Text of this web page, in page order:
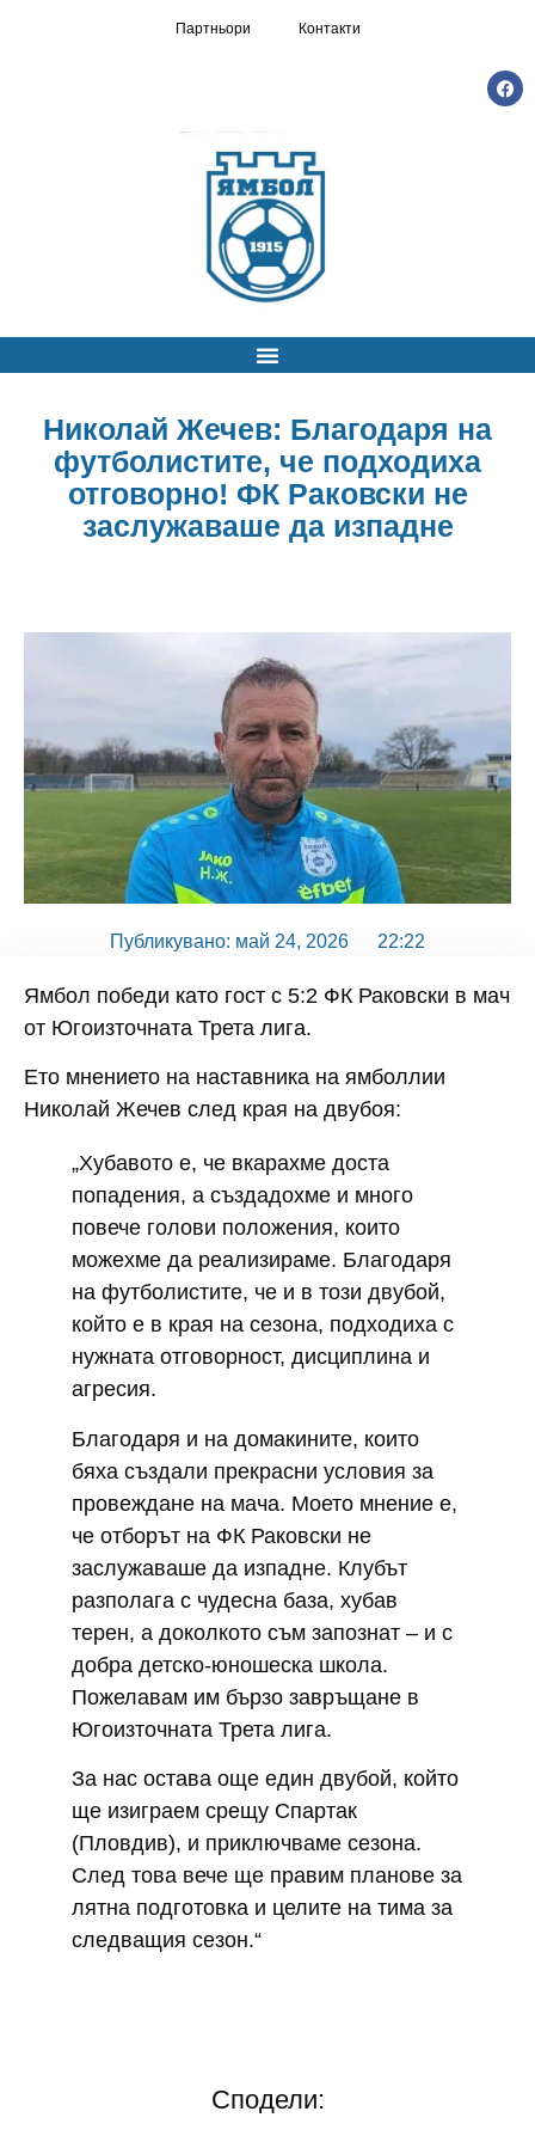
Партньори Контакти
Николай Жечев: Благодаря на
футболистите, че подходиха
отговорно! ФК Раковски не
заслужаваше да изпадне
Публикувано: май 24, 2026 22:22
Ямбол победи като гост с 5:2 ФК Раковски в мач
от Югоизточната Трета лига.
Ето мнението на наставника на ямболлии
Николай Жечев след края на двубоя:
„Хубавото е, че вкарахме доста
попадения, а създадохме и много
повече голови положения, които
можехме да реализираме. Благодаря
на футболистите, че и в този двубой,
който е в края на сезона, подходиха с
нужната отговорност, дисциплина и
агресия.
Благодаря и на домакините, които
бяха създали прекрасни условия за
провеждане на мача. Моето мнение е,
че отборът на ФК Раковски не
заслужаваше да изпадне. Клубът
разполага с чудесна база, хубав
терен, а доколкото съм запознат – и с
добра детско-юношеска школа.
Пожелавам им бързо завръщане в
Югоизточната Трета лига.
За нас остава още един двубой, който
ще изиграем срещу Спартак
(Пловдив), и приключваме сезона.
След това вече ще правим планове за
лятна подготовка и целите на тима за
следващия сезон.“
Сподели: